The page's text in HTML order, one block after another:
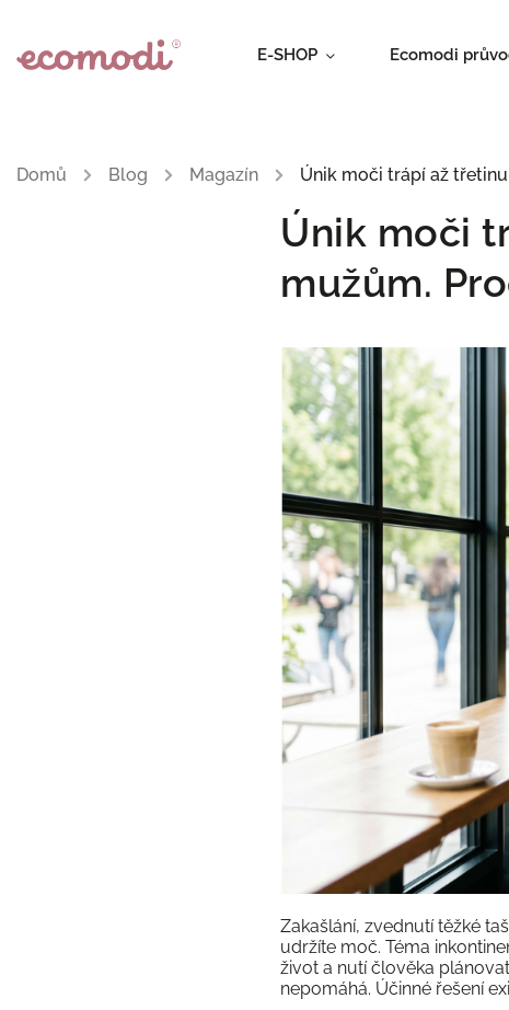
E-SHOP Ecomodi
Domů / Blog / Magazín / Únik moči trápí až
Únik moči
mužům.
Zakašlání, zvednutí těžké
udržíte moč. Téma
život a nutí člověka
nepomáhá. Účinné řešení